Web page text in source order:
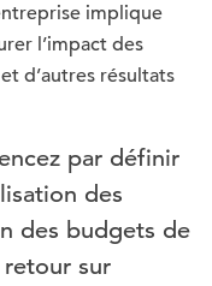
implique
l’impact des
d’autres résultats
par définir
des
des budgets de
sur